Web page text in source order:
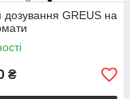
дозування GREUS на
₴